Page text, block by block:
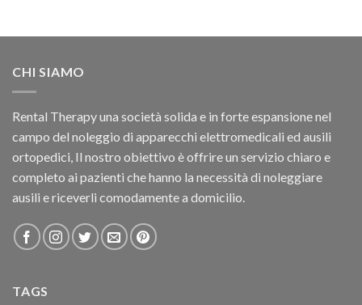
CHI SIAMO
Rental Therapy una società solida e in forte espansione nel
campo del noleggio di apparecchi elettromedicali ed ausili
ortopedici, Il nostro obiettivo è offrire un servizio chiaro e
completo ai pazienti che hanno la necessità di noleggiare
ausili e riceverli comodamente a domicilio.
TAGS